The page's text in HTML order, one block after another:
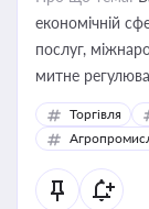
економічній
послуг,
митне
Торгівля